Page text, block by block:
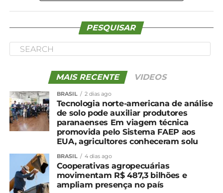
PESQUISAR
MAIS RECENTE VIDEOS
BRASIL 2 dias ago
Tecnologia norte-americana de análise
de solo pode auxiliar produtores
paranaenses Em viagem técnica
promovida pelo Sistema FAEP aos
EUA, agricultores conheceram solu
BRASIL 4 dias ago
Cooperativas agropecuárias
movimentam R$ 487,3 bilhões e
ampliam presença no país